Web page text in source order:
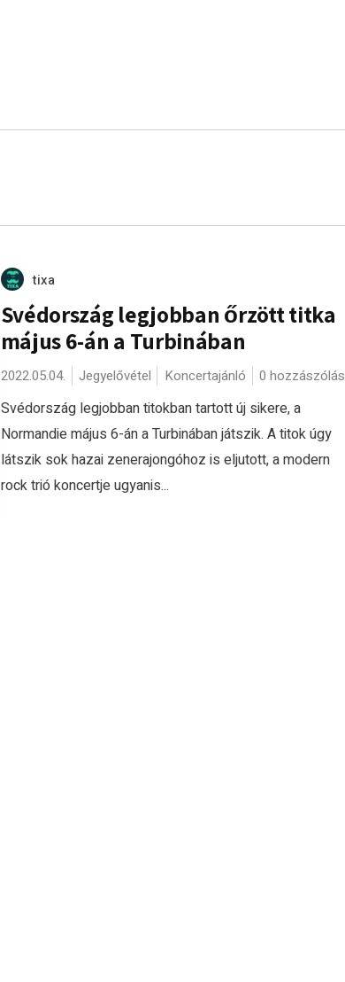
tixa
Svédország legjobban őrzött titka
május 6-án a Turbinában
2022.05.04. Jegyelővétel Koncertajánló 0 hozzászólás
Svédország legjobban titokban tartott új sikere, a
Normandie május 6-án a Turbinában játszik. A titok úgy
látszik sok hazai zenerajongóhoz is eljutott, a modern
rock trió koncertje ugyanis...